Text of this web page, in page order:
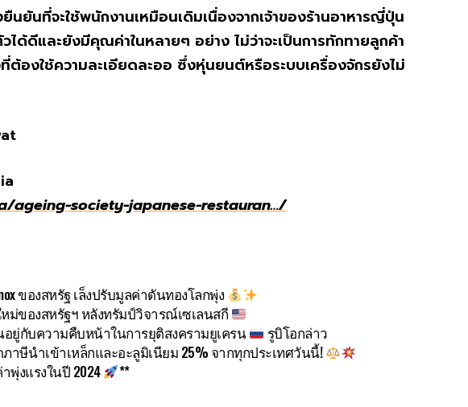
นยันที่จะใช้พนักงานเหมือนเดิมเนื่องจากเจ้าของร้านอาหารญี่ปุ่น
ด้ดีและยังมีคุณค่าในหลายๆ อย่าง ไม่ว่าจะเป็นการทักทายลูกค้า
ต้องใช้ความละเอียดละออ ซึ่งหุ่นยนต์หรือระบบเครื่องจักรยังไม่
ageing-society-japanese-restauran…/
ของสหรัฐ เล็งปรับมูลค่าดันทองโลกพุ่ง
ม่ของสหรัฐฯ หลังทรัมป์วิจารณ์เซเลนสกี
ยู่กับความคืบหน้าในการยุติสงครามยูเครน
รูบิโอกล่าว
ภาษีนำเข้าเหล็กและอะลูมิเนียม 25% จากทุกประเทศวันนี้!
พุ่งแรงในปี 2024 **